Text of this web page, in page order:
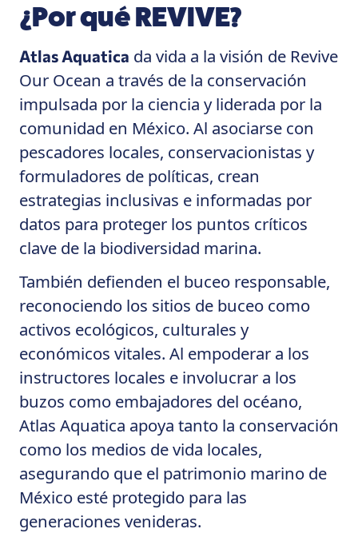
¿Por qué REVIVE?
Atlas Aquatica da vida a la visión de Revive
Our Ocean a través de la conservación
impulsada por la ciencia y liderada por la
comunidad en México. Al asociarse con
pescadores locales, conservacionistas y
formuladores de políticas, crean
estrategias inclusivas e informadas por
datos para proteger los puntos críticos
clave de la biodiversidad marina.
También defienden el buceo responsable,
reconociendo los sitios de buceo como
activos ecológicos, culturales y
económicos vitales. Al empoderar a los
instructores locales e involucrar a los
buzos como embajadores del océano,
Atlas Aquatica apoya tanto la conservación
como los medios de vida locales,
asegurando que el patrimonio marino de
México esté protegido para las
generaciones venideras.